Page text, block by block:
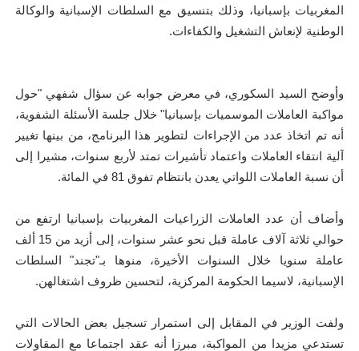
المغربيات بإسبانيا، وذلك بتنسيق مع السلطات الإسبانية والوكالة
الوطنية لإنعاش التشغيل والكفاءات.
وأوضح السيد السكوري، في معرض جوابه عن سؤال شفهي "حول
مواكبة العاملات الموسميات بإسبانيا" خلال جلسة الأسئلة الشفوية،
أنه تم اتخاذ عدد من الإجراءات لتطوير هذا البرنامج، من بينها تغيير
آلية انتقاء العاملات واعتماد تأشيرات تمتد لأربع سنوات، مشيرا إلى
أن نسبة العاملات اللواتي يعدن بانتظام تفوق 81 في المائة.
وأضاف أن عدد العاملات الزراعيات المغربيات بإسبانيا ارتفع من
حوالي ثلاثة آلاف عاملة قبل نحو عشر سنوات، إلى أزيد من 15 ألف
عاملة سنويا خلال السنوات الأخيرة، منوها بـ"تجند" السلطات
الإسبانية، لاسيما الحكومة المركزية، لتحسين ظروف اشتغالهن.
ولفت الوزير في المقابل إلى استمرار تسجيل بعض الحالات التي
تستدعي مزيدا من المواكبة، مبرزا أنه عقد اجتماعا مع المقاولات